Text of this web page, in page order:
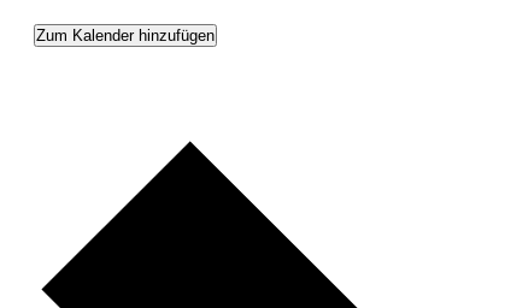
Zum Kalender hinzufügen